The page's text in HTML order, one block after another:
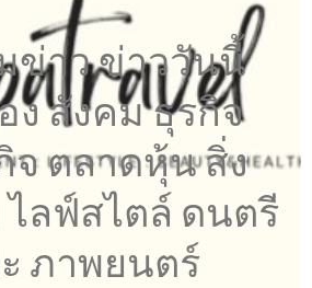
าว ข่าววันนี้
ง สังคม ธุรกิจ
จ ตลาดหุ้น สิ่ง
ลฟ์สไตล์ ดนตรี
ภาพยนตร์